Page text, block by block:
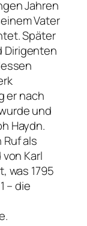
Jahren
Vater
Später
Dirigenten
er nach
und
Haydn.
als
Karl
was 1795
– die